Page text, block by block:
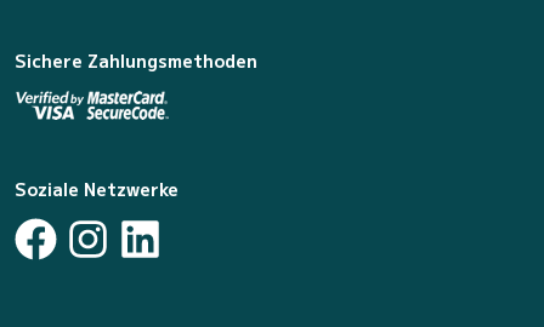
Sichere Zahlungsmethoden
Soziale Netzwerke